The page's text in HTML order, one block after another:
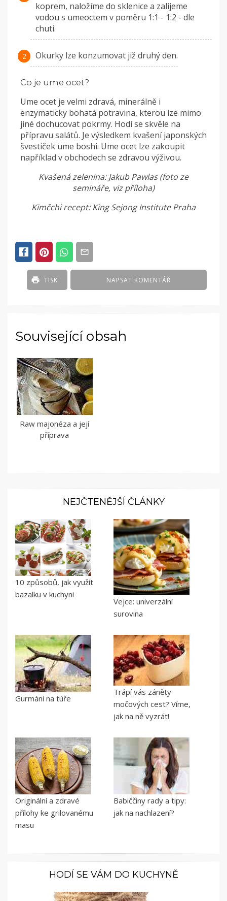
koprem, naložíme do sklenice a zalijeme
vodou s umeoctem v poměru 1:1 - 1:2 - dle
chuti.
Okurky lze konzumovat již druhý den.
Co je ume ocet?
Ume ocet je velmi zdravá, minerálně i
enzymaticky bohatá potravina, kterou lze mimo
jiné dochucovat pokrmy. Hodí se skvěle na
přípravu salátů. Je výsledkem kvašení japonských
švestiček ume boshi. Ume ocet lze zakoupit
například v obchodech se zdravou výživou.
Kvašená zelenina: Jakub Pawlas (foto ze
semináře, viz příloha)
Kimčchi recept: King Sejong Institute Praha
NAPSAT KOMENTÁŘ
TISK
Související obsah
Raw majonéza a její
příprava
NEJČTENĚJŠÍ ČLÁNKY
10 způsobů, jak využít
bazalku v kuchyni
Vejce: univerzální
surovina
Gurmáni na túře
Trápí vás záněty
močových cest? Víme,
jak na ně vyzrát!
Originální a zdravé
přílohy ke grilovanému
masu
Babiččiny rady a tipy:
jak na nachlazení?
HODÍ SE VÁM DO KUCHYNĚ